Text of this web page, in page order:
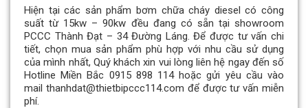
Hiện tại các sản phẩm bơm chữa cháy diesel có công
suất từ 15kw – 90kw đều đang có sẵn tại showroom
PCCC Thành Đạt – 34 Đường Láng. Để được tư vấn chi
tiết, chọn mua sản phẩm phù hợp với nhu cầu sử dụng
của mình nhất, Quý khách xin vui lòng liên hệ ngay đến số
Hotline Miền Bắc 0915 898 114 hoặc gửi yêu cầu vào
mail thanhdat@thietbipccc114.com để được tư vấn miễn
phí.